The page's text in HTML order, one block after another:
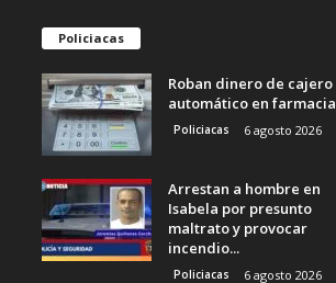
Policiacas
Roban dinero de cajero
automático en farmacia
Policiacas 6 agosto 2026
Arrestan a hombre en
Isabela por presunto
maltrato y provocar
incendio...
Policiacas 6 agosto 2026